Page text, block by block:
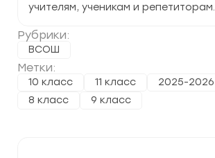
учителям, ученикам и репетиторам.
Рубрики:
ВСОШ
Метки:
10 класс 11 класс 2025-2026
8 класс
9 класс